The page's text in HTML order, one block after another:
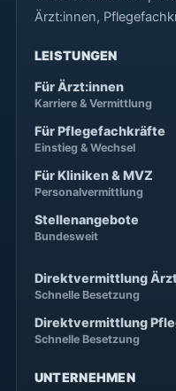
Ärzt:innen,
LEISTUNGEN
Für Ärzt:innen
Karriere & Vermittlung
Für Pflegefachkräfte
Einstieg & Wechsel
Für Kliniken & MVZ
Personalvermittlung
Stellenangebote
Bundesweit
Direktvermittlung
Schnelle Besetzung
Direktvermittlung
Schnelle Besetzung
UNTERNEHMEN